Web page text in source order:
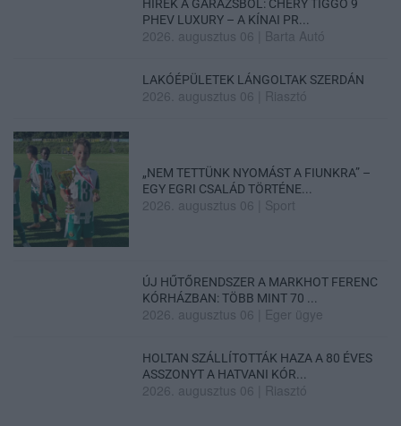
HÍREK A GARÁZSBÓL: CHERY TIGGO 9
PHEV LUXURY – A KÍNAI PR...
2026. augusztus 06 Barta Autó
LAKÓÉPÜLETEK LÁNGOLTAK SZERDÁN
2026. augusztus 06 Riasztó
„NEM TETTÜNK NYOMÁST A FIUNKRA” –
EGY EGRI CSALÁD TÖRTÉNE...
2026. augusztus 06 Sport
ÚJ HŰTŐRENDSZER A MARKHOT FERENC
KÓRHÁZBAN: TÖBB MINT 70 ...
2026. augusztus 06 Eger ügye
HOLTAN SZÁLLÍTOTTÁK HAZA A 80 ÉVES
ASSZONYT A HATVANI KÓR...
2026. augusztus 06 Riasztó